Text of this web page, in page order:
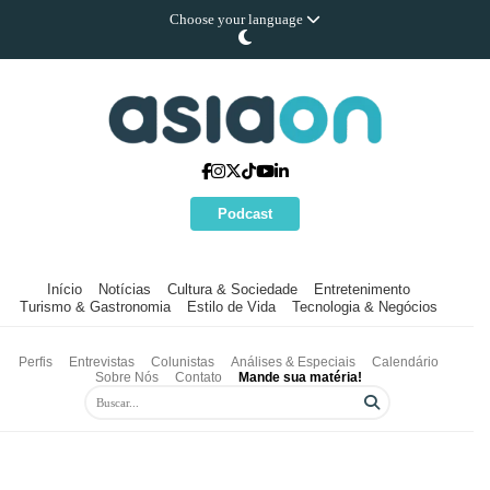
Choose your language
Podcast
Início Notícias Cultura & Sociedade
Entretenimento
Turismo & Gastronomia
Estilo de Vida Tecnologia & Negócios
Perfis Entrevistas Colunistas Análises & Especiais
Calendário
Sobre Nós
Contato Mande sua matéria!